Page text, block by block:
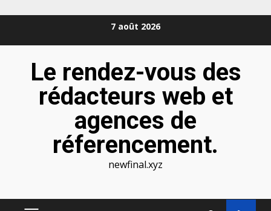
7 août 2026
Le rendez-vous des
rédacteurs web et
agences de
réferencement.
newfinal.xyz